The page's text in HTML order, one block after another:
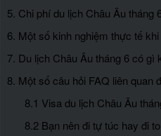
5. Chi phí du lịch Châu Âu tháng
6. Một số kinh nghiệm thực tế
7. Du lịch Châu Âu tháng 6 có
8. Một số câu hỏi FAQ liên quan
8.1 Visa du lịch Châu Âu
8.2 Bạn nên đi tự túc hay đi